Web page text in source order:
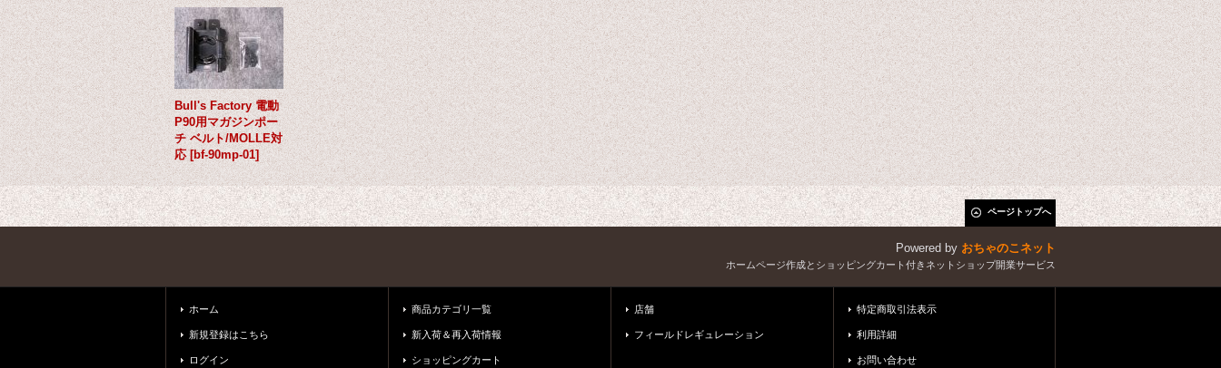
Bull's Factory 電動
P90用マガジンポー
チ ベルト/MOLLE対
応 [bf-90mp-01]
ページトップへ
Powered by おちゃのこネット
ホームページ作成とショッピングカート付きネットショップ開業サービス
ホーム
新規登録はこちら
ログイン
商品カテゴリ一覧
新入荷＆再入荷情報
ショッピングカート
店舗
フィールドレギュレーション
特定商取引法表示
利用詳細
お問い合わせ